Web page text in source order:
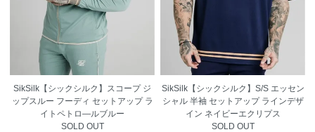
SikSilk【シックシルク】スコープ ジ
ップスルー フーディ セットアップ ラ
イトペトロ―ルブルー
SOLD OUT
SikSilk【シックシルク】S/S エッセン
シャル 半袖 セットアップ ラインデザ
イン ネイビーエクリプス
SOLD OUT